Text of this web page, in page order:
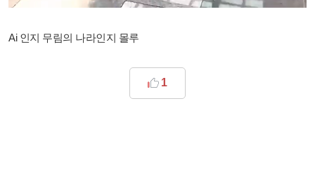
Ai 인지 무림의 나라인지 몰루
1